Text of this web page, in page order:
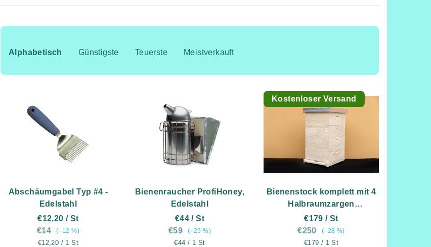
o
o
Alphabetisch Günstigste Teuerste Meistverkauft
d
Abschäumgabel Typ #4 -
Edelstahl
€12,20/ St
€14
(–12 %)
Verkaufspreis:
€12,20 / 1 St
Bienenraucher ProfiHoney,
Edelstahl
€44/ St
€59
(–25 %)
Verkaufspreis:
€44 / 1 St
Kostenloser Versand
Bienenstock komplett mit 4
Halbraumzargen
"Langstroth - 4 x 2/3"
€179/ St
€250
(–28 %)
Verkaufspreis:
€179 / 1 St